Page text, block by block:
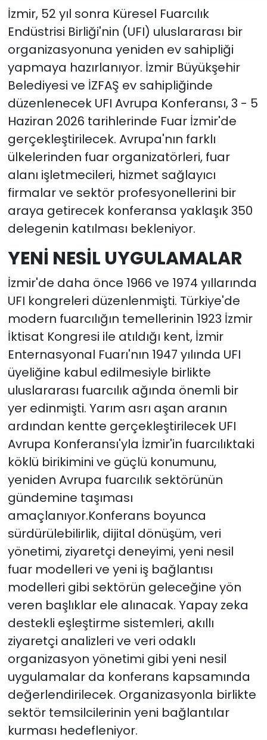
İzmir, 52 yıl sonra Küresel Fuarcılık
Endüstrisi Birliği'nin (UFI) uluslararası bir
organizasyonuna yeniden ev sahipliği
yapmaya hazırlanıyor. İzmir Büyükşehir
Belediyesi ve İZFAŞ ev sahipliğinde
düzenlenecek UFI Avrupa Konferansı, 3 - 5
Haziran 2026 tarihlerinde Fuar İzmir'de
gerçekleştirilecek. Avrupa'nın farklı
ülkelerinden fuar organizatörleri, fuar
alanı işletmecileri, hizmet sağlayıcı
firmalar ve sektör profesyonellerini bir
araya getirecek konferansa yaklaşık 350
delegenin katılması bekleniyor.
YENİ NESİL UYGULAMALAR
İzmir'de daha önce 1966 ve 1974 yıllarında
UFI kongreleri düzenlenmişti. Türkiye'de
modern fuarcılığın temellerinin 1923 İzmir
İktisat Kongresi ile atıldığı kent, İzmir
Enternasyonal Fuarı'nın 1947 yılında UFI
üyeliğine kabul edilmesiyle birlikte
uluslararası fuarcılık ağında önemli bir
yer edinmişti. Yarım asrı aşan aranın
ardından kentte gerçekleştirilecek UFI
Avrupa Konferansı'yla İzmir'in fuarcılıktaki
köklü birikimini ve güçlü konumunu,
yeniden Avrupa fuarcılık sektörünün
gündemine taşıması
amaçlanıyor.Konferans boyunca
sürdürülebilirlik, dijital dönüşüm, veri
yönetimi, ziyaretçi deneyimi, yeni nesil
fuar modelleri ve yeni iş bağlantısı
modelleri gibi sektörün geleceğine yön
veren başlıklar ele alınacak. Yapay zeka
destekli eşleştirme sistemleri, akıllı
ziyaretçi analizleri ve veri odaklı
organizasyon yönetimi gibi yeni nesil
uygulamalar da konferans kapsamında
değerlendirilecek. Organizasyonla birlikte
sektör temsilcilerinin yeni bağlantılar
kurması hedefleniyor.
Yaşam
YEREL POLİTİKA
YEREL YÖNETİMLER
Yurt